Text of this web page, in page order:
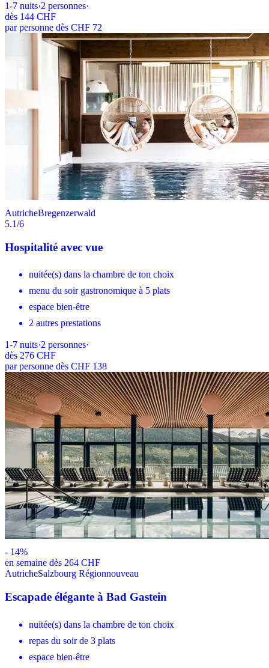
1-7 nuits·2 personnes·
dès 144 CHF
par personne dès CHF 72
AutricheBregenzerwald
5.1/6
Hospitalité avec vue
nuitée(s) dans la chambre de ton choix
menu du soir gastronomique à 5 plats
espace bien-être
2 autres prestations
1-7 nuits·2 personnes·
dès 276 CHF
par personne dès CHF 138
- 14%
en semaine dès 264 CHF
AutricheSalzbourg Régionnouveau
Escapade élégante à Bad Gastein
nuitée(s) dans la chambre de ton choix
repas du soir de 3 plats
espace bien-être